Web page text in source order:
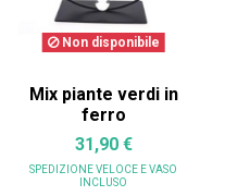
Non disponibile
Mix piante verdi in
ferro
31,90 €
SPEDIZIONE VELOCE E VASO
INCLUSO